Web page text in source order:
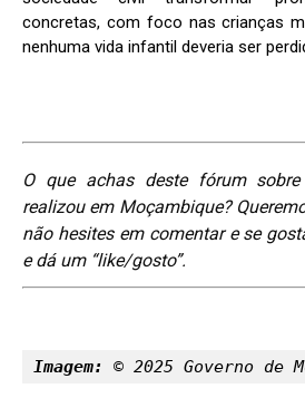
concretas, com foco nas crianças
nenhuma vida infantil deveria ser
O que achas deste fórum
realizou em Moçambique?
não hesites em comentar e se
e dá um “like/gosto”.
Imagem: © 2025 Governo de